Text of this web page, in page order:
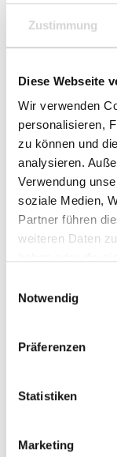
Zustimmung
Diese Webseite
Wir verwenden
personalisieren,
zu können und
analysieren.
Verwendung
soziale Medien,
Partner führen
weiteren Daten
Notwendig
Präferenzen
Statistiken
Marketing